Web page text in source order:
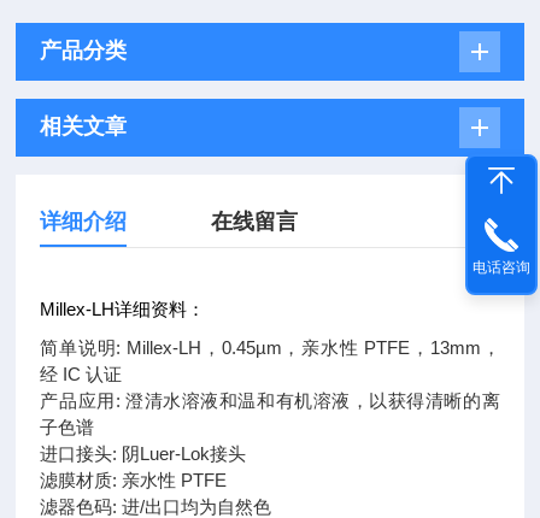
产品分类
相关文章
详细介绍 在线留言
Millex-LH详细资料：
简单说明: Millex-LH，0.45µm，亲水性 PTFE，13mm，
经 IC 认证
产品应用: 澄清水溶液和温和有机溶液，以获得清晰的离
子色谱
进口接头: 阴Luer-Lok接头
滤膜材质: 亲水性 PTFE
滤器色码: 进/出口均为自然色
电话咨询